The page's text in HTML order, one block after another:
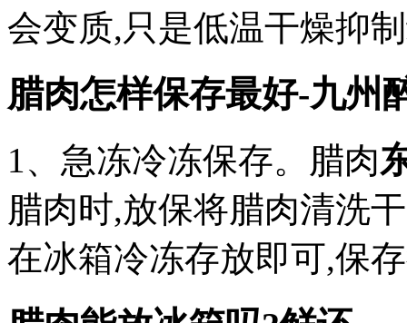
会变质,只是低温干燥抑
腊肉怎样保存最好-九州
1、急冻冷冻保存。腊肉
腊肉时,放保将腊肉清洗
在冰箱冷冻存放即可,保